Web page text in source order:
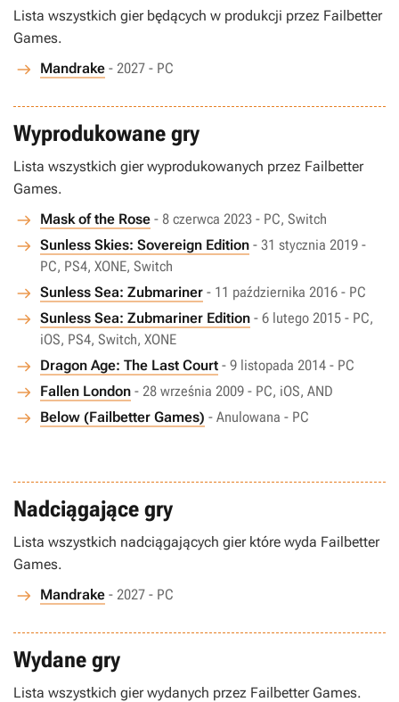
Lista wszystkich gier będących w produkcji przez Failbetter
Games.
Mandrake - 2027 - PC
Wyprodukowane gry
Lista wszystkich gier wyprodukowanych przez Failbetter
Games.
Mask of the Rose - 8 czerwca 2023 - PC, Switch
Sunless Skies: Sovereign Edition - 31 stycznia 2019 -
PC, PS4, XONE, Switch
Sunless Sea: Zubmariner - 11 października 2016 - PC
Sunless Sea: Zubmariner Edition - 6 lutego 2015 - PC,
iOS, PS4, Switch, XONE
Dragon Age: The Last Court - 9 listopada 2014 - PC
Fallen London - 28 września 2009 - PC, iOS, AND
Below (Failbetter Games) - Anulowana - PC
Nadciągające gry
Lista wszystkich nadciągających gier które wyda Failbetter
Games.
Mandrake - 2027 - PC
Wydane gry
Lista wszystkich gier wydanych przez Failbetter Games.